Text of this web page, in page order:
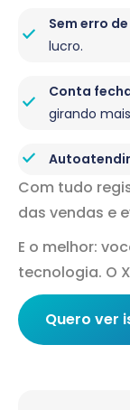
Sem erro
lucro.
Conta
girando
Com tudo
das vendas e
E o melhor:
tecnologia. O
Quero ver